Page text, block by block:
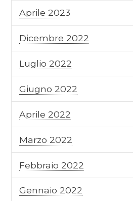
Aprile 2023
Dicembre 2022
Luglio 2022
Giugno 2022
Aprile 2022
Marzo 2022
Febbraio 2022
Gennaio 2022